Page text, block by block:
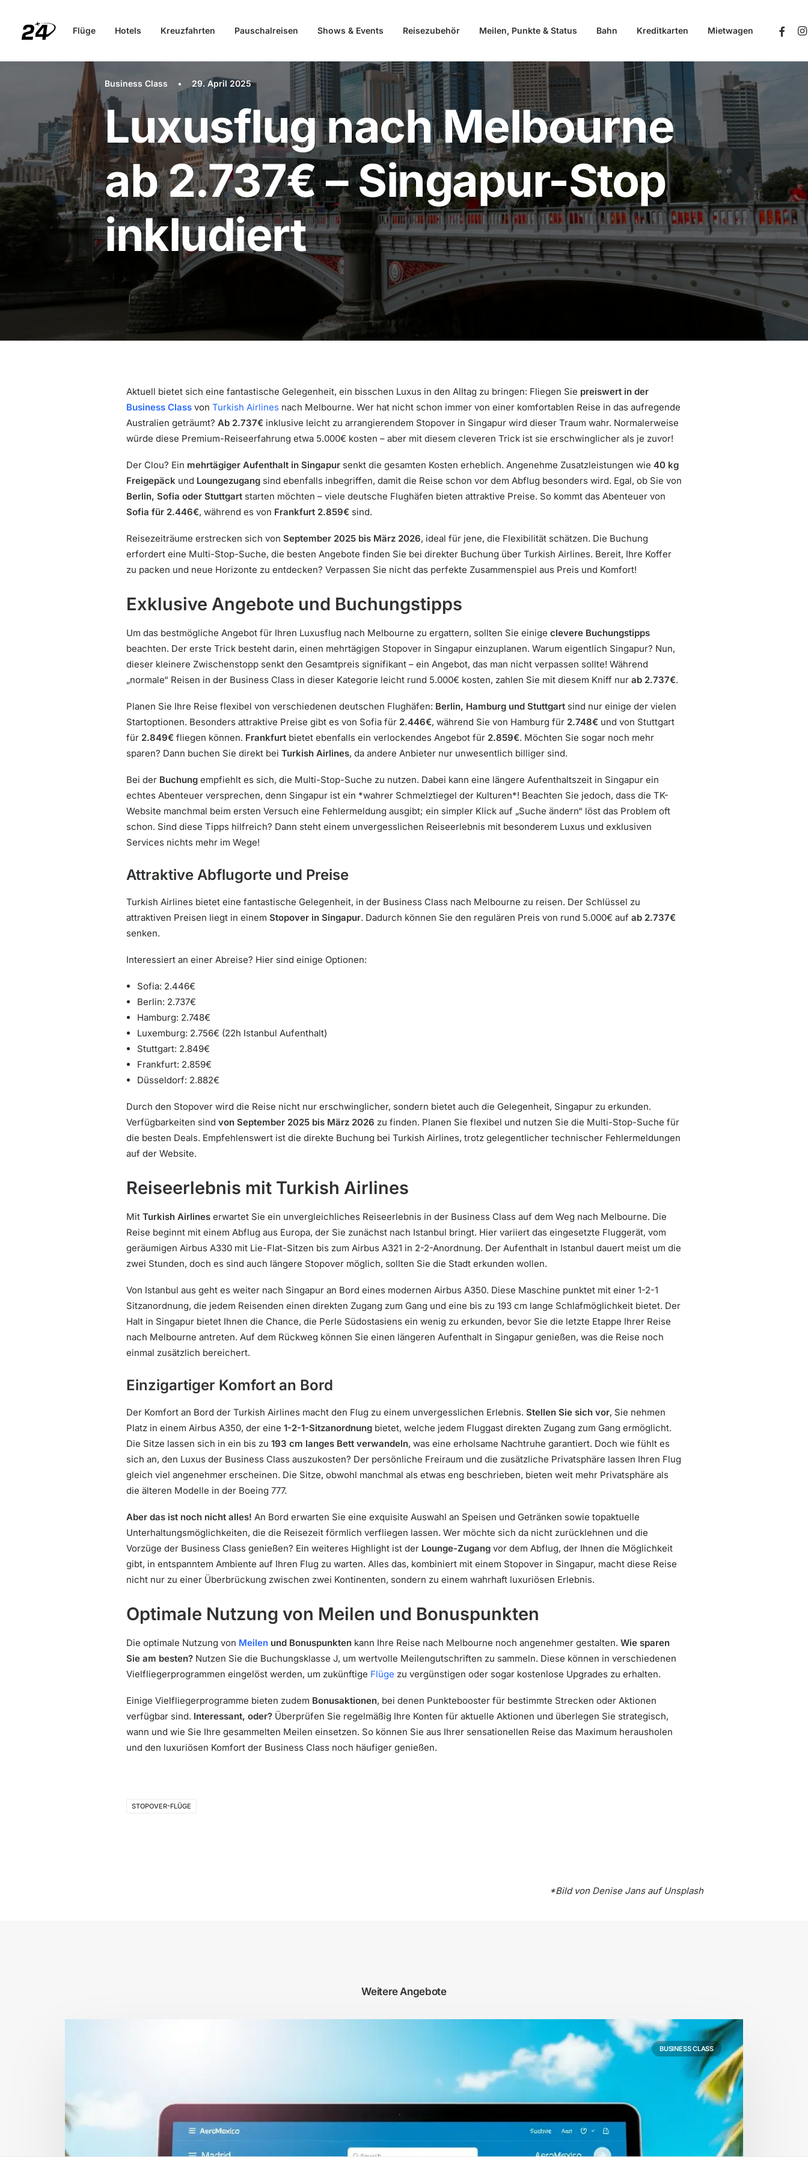
Flüge Hotels Kreuzfahrten Pauschalreisen Shows & Events Reisezubehör Meilen, Punkte & Status Bahn Kreditkarten Mietwagen
Business Class • 29. April 2025
Luxusflug nach Melbourne
ab 2.737€ – Singapur-Stop
inkludiert
Aktuell bietet sich eine fantastische Gelegenheit, ein bisschen Luxus in den Alltag zu bringen: Fliegen Sie preiswert in der
Business Class von Turkish Airlines nach Melbourne. Wer hat nicht schon immer von einer komfortablen Reise in das aufregende
Australien geträumt? Ab 2.737€ inklusive leicht zu arrangierendem Stopover in Singapur wird dieser Traum wahr. Normalerweise
würde diese Premium-Reiseerfahrung etwa 5.000€ kosten – aber mit diesem cleveren Trick ist sie erschwinglicher als je zuvor!
Der Clou? Ein mehrtägiger Aufenthalt in Singapur senkt die gesamten Kosten erheblich. Angenehme Zusatzleistungen wie 40 kg
Freigepäck und Loungezugang sind ebenfalls inbegriffen, damit die Reise schon vor dem Abflug besonders wird. Egal, ob Sie von
Berlin, Sofia oder Stuttgart starten möchten – viele deutsche Flughäfen bieten attraktive Preise. So kommt das Abenteuer von
Sofia für 2.446€, während es von Frankfurt 2.859€ sind.
Reisezeiträume erstrecken sich von September 2025 bis März 2026, ideal für jene, die Flexibilität schätzen. Die Buchung
erfordert eine Multi-Stop-Suche, die besten Angebote finden Sie bei direkter Buchung über Turkish Airlines. Bereit, Ihre Koffer
zu packen und neue Horizonte zu entdecken? Verpassen Sie nicht das perfekte Zusammenspiel aus Preis und Komfort!
Exklusive Angebote und Buchungstipps
Um das bestmögliche Angebot für Ihren Luxusflug nach Melbourne zu ergattern, sollten Sie einige clevere Buchungstipps
beachten. Der erste Trick besteht darin, einen mehrtägigen Stopover in Singapur einzuplanen. Warum eigentlich Singapur? Nun,
dieser kleinere Zwischenstopp senkt den Gesamtpreis signifikant – ein Angebot, das man nicht verpassen sollte! Während
„normale“ Reisen in der Business Class in dieser Kategorie leicht rund 5.000€ kosten, zahlen Sie mit diesem Kniff nur ab 2.737€.
Planen Sie Ihre Reise flexibel von verschiedenen deutschen Flughäfen: Berlin, Hamburg und Stuttgart sind nur einige der vielen
Startoptionen. Besonders attraktive Preise gibt es von Sofia für 2.446€, während Sie von Hamburg für 2.748€ und von Stuttgart
für 2.849€ fliegen können. Frankfurt bietet ebenfalls ein verlockendes Angebot für 2.859€. Möchten Sie sogar noch mehr
sparen? Dann buchen Sie direkt bei Turkish Airlines, da andere Anbieter nur unwesentlich billiger sind.
Bei der Buchung empfiehlt es sich, die Multi-Stop-Suche zu nutzen. Dabei kann eine längere Aufenthaltszeit in Singapur ein
echtes Abenteuer versprechen, denn Singapur ist ein *wahrer Schmelztiegel der Kulturen*! Beachten Sie jedoch, dass die TK-
Website manchmal beim ersten Versuch eine Fehlermeldung ausgibt; ein simpler Klick auf „Suche ändern“ löst das Problem oft
schon. Sind diese Tipps hilfreich? Dann steht einem unvergesslichen Reiseerlebnis mit besonderem Luxus und exklusiven
Services nichts mehr im Wege!
Attraktive Abflugorte und Preise
Turkish Airlines bietet eine fantastische Gelegenheit, in der Business Class nach Melbourne zu reisen. Der Schlüssel zu
attraktiven Preisen liegt in einem Stopover in Singapur. Dadurch können Sie den regulären Preis von rund 5.000€ auf ab 2.737€
senken.
Interessiert an einer Abreise? Hier sind einige Optionen:
Sofia: 2.446€
Berlin: 2.737€
Hamburg: 2.748€
Luxemburg: 2.756€ (22h Istanbul Aufenthalt)
Stuttgart: 2.849€
Frankfurt: 2.859€
Düsseldorf: 2.882€
Durch den Stopover wird die Reise nicht nur erschwinglicher, sondern bietet auch die Gelegenheit, Singapur zu erkunden.
Verfügbarkeiten sind von September 2025 bis März 2026 zu finden. Planen Sie flexibel und nutzen Sie die Multi-Stop-Suche für
die besten Deals. Empfehlenswert ist die direkte Buchung bei Turkish Airlines, trotz gelegentlicher technischer Fehlermeldungen
auf der Website.
Reiseerlebnis mit Turkish Airlines
Mit Turkish Airlines erwartet Sie ein unvergleichliches Reiseerlebnis in der Business Class auf dem Weg nach Melbourne. Die
Reise beginnt mit einem Abflug aus Europa, der Sie zunächst nach Istanbul bringt. Hier variiert das eingesetzte Fluggerät, vom
geräumigen Airbus A330 mit Lie-Flat-Sitzen bis zum Airbus A321 in 2-2-Anordnung. Der Aufenthalt in Istanbul dauert meist um die
zwei Stunden, doch es sind auch längere Stopover möglich, sollten Sie die Stadt erkunden wollen.
Von Istanbul aus geht es weiter nach Singapur an Bord eines modernen Airbus A350. Diese Maschine punktet mit einer 1-2-1
Sitzanordnung, die jedem Reisenden einen direkten Zugang zum Gang und eine bis zu 193 cm lange Schlafmöglichkeit bietet. Der
Halt in Singapur bietet Ihnen die Chance, die Perle Südostasiens ein wenig zu erkunden, bevor Sie die letzte Etappe Ihrer Reise
nach Melbourne antreten. Auf dem Rückweg können Sie einen längeren Aufenthalt in Singapur genießen, was die Reise noch
einmal zusätzlich bereichert.
Einzigartiger Komfort an Bord
Der Komfort an Bord der Turkish Airlines macht den Flug zu einem unvergesslichen Erlebnis. Stellen Sie sich vor, Sie nehmen
Platz in einem Airbus A350, der eine 1-2-1-Sitzanordnung bietet, welche jedem Fluggast direkten Zugang zum Gang ermöglicht.
Die Sitze lassen sich in ein bis zu 193 cm langes Bett verwandeln, was eine erholsame Nachtruhe garantiert. Doch wie fühlt es
sich an, den Luxus der Business Class auszukosten? Der persönliche Freiraum und die zusätzliche Privatsphäre lassen Ihren Flug
gleich viel angenehmer erscheinen. Die Sitze, obwohl manchmal als etwas eng beschrieben, bieten weit mehr Privatsphäre als
die älteren Modelle in der Boeing 777.
Aber das ist noch nicht alles! An Bord erwarten Sie eine exquisite Auswahl an Speisen und Getränken sowie topaktuelle
Unterhaltungsmöglichkeiten, die die Reisezeit förmlich verfliegen lassen. Wer möchte sich da nicht zurücklehnen und die
Vorzüge der Business Class genießen? Ein weiteres Highlight ist der Lounge-Zugang vor dem Abflug, der Ihnen die Möglichkeit
gibt, in entspanntem Ambiente auf Ihren Flug zu warten. Alles das, kombiniert mit einem Stopover in Singapur, macht diese Reise
nicht nur zu einer Überbrückung zwischen zwei Kontinenten, sondern zu einem wahrhaft luxuriösen Erlebnis.
Optimale Nutzung von Meilen und Bonuspunkten
Die optimale Nutzung von Meilen und Bonuspunkten kann Ihre Reise nach Melbourne noch angenehmer gestalten. Wie sparen
Sie am besten? Nutzen Sie die Buchungsklasse J, um wertvolle Meilengutschriften zu sammeln. Diese können in verschiedenen
Vielfliegerprogrammen eingelöst werden, um zukünftige Flüge zu vergünstigen oder sogar kostenlose Upgrades zu erhalten.
Einige Vielfliegerprogramme bieten zudem Bonusaktionen, bei denen Punktebooster für bestimmte Strecken oder Aktionen
verfügbar sind. Interessant, oder? Überprüfen Sie regelmäßig Ihre Konten für aktuelle Aktionen und überlegen Sie strategisch,
wann und wie Sie Ihre gesammelten Meilen einsetzen. So können Sie aus Ihrer sensationellen Reise das Maximum herausholen
und den luxuriösen Komfort der Business Class noch häufiger genießen.
STOPOVER-FLÜGE
*Bild von Denise Jansauf Unsplash
Weitere Angebote
BUSINESS CLASS